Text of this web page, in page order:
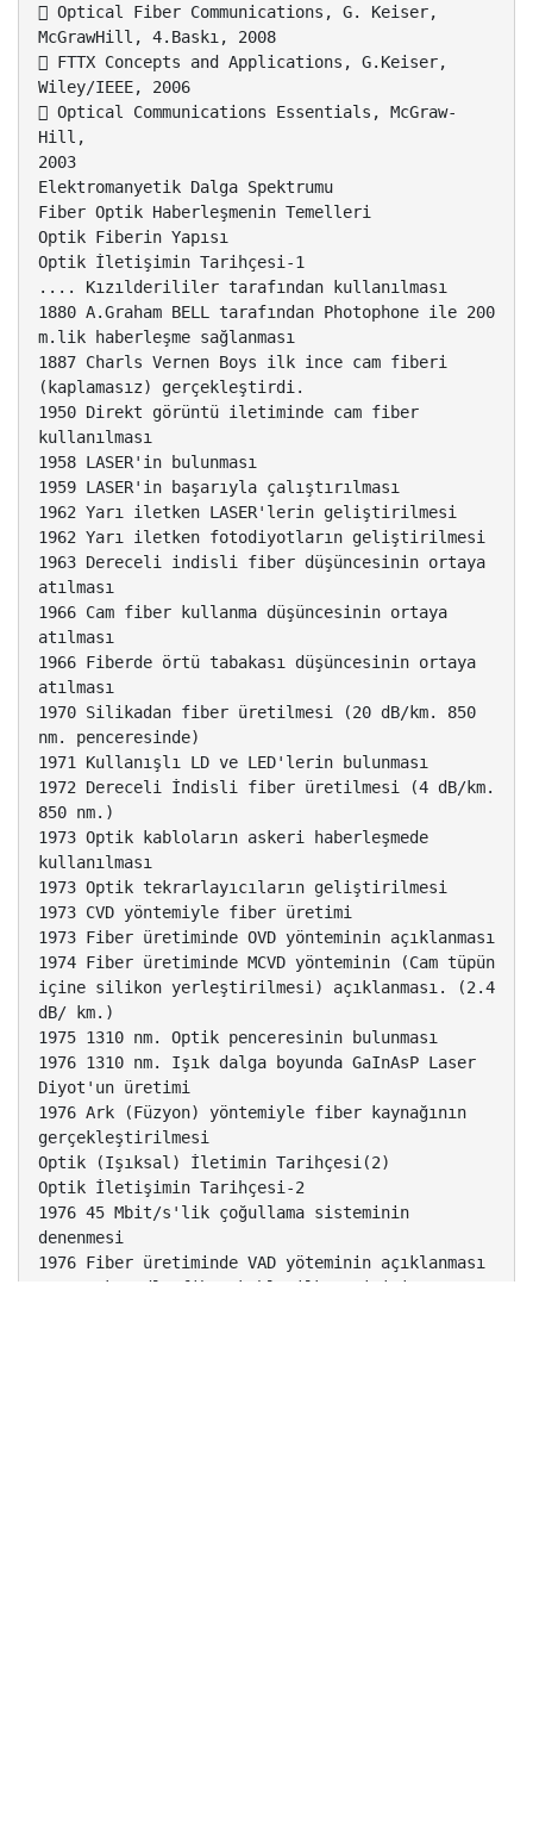
 Optical Fiber Communications, G. Keiser,
McGrawHill, 4.Baskı, 2008
 FTTX Concepts and Applications, G.Keiser,
Wiley/IEEE, 2006
 Optical Communications Essentials, McGraw-
Hill,
2003
Elektromanyetik Dalga Spektrumu
Fiber Optik Haberleşmenin Temelleri
Optik Fiberin Yapısı
Optik İletişimin Tarihçesi-1
.... Kızılderililer tarafından kullanılması
1880 A.Graham BELL tarafından Photophone ile 200
m.lik haberleşme sağlanması
1887 Charls Vernen Boys ilk ince cam fiberi
(kaplamasız) gerçekleştirdi.
1950 Direkt görüntü iletiminde cam fiber
kullanılması
1958 LASER'in bulunması
1959 LASER'in başarıyla çalıştırılması
1962 Yarı iletken LASER'lerin geliştirilmesi
1962 Yarı iletken fotodiyotların geliştirilmesi
1963 Dereceli indisli fiber düşüncesinin ortaya
atılması
1966 Cam fiber kullanma düşüncesinin ortaya
atılması
1966 Fiberde örtü tabakası düşüncesinin ortaya
atılması
1970 Silikadan fiber üretilmesi (20 dB/km. 850
nm. penceresinde)
1971 Kullanışlı LD ve LED'lerin bulunması
1972 Dereceli İndisli fiber üretilmesi (4 dB/km.
850 nm.)
1973 Optik kabloların askeri haberleşmede
kullanılması
1973 Optik tekrarlayıcıların geliştirilmesi
1973 CVD yöntemiyle fiber üretimi
1973 Fiber üretiminde OVD yönteminin açıklanması
1974 Fiber üretiminde MCVD yönteminin (Cam tüpün
içine silikon yerleştirilmesi) açıklanması. (2.4
dB/ km.)
1975 1310 nm. Optik penceresinin bulunması
1976 1310 nm. Işık dalga boyunda GaInAsP Laser
Diyot'un üretimi
1976 Ark (Füzyon) yöntemiyle fiber kaynağının
gerçekleştirilmesi
Optik (Işıksal) İletimin Tarihçesi(2)
Optik İletişimin Tarihçesi-2
1976 45 Mbit/s'lik çoğullama sisteminin
denenmesi
1976 Fiber üretiminde VAD yöteminin açıklanması
1978 Çok Modlu fiber kablo ilk tesisinin